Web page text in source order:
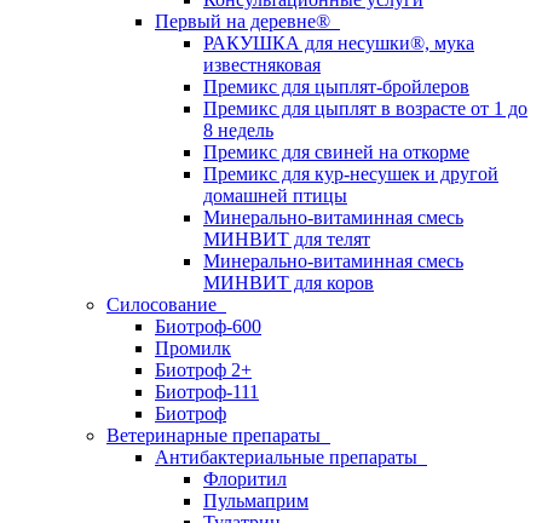
Первый на деревне®
РАКУШКА для несушки®, мука
известняковая
Премикс для цыплят-бройлеров
Премикс для цыплят в возрасте от 1 до
8 недель
Премикс для свиней на откорме
Премикс для кур-несушек и другой
домашней птицы
Минерально-витаминная смесь
МИНВИТ для телят
Минерально-витаминная смесь
МИНВИТ для коров
Силосование
Биотроф-600
Промилк
Биотроф 2+
Биотроф-111
Биотроф
Ветеринарные препараты
Антибактериальные препараты
Флоритил
Пульмаприм